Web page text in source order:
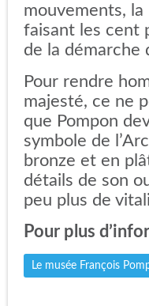
mouvements,
faisant les cent
de la démarche
Pour rendre
majesté, ce ne
que Pompon
symbole de
bronze et en
détails de son
peu plus de
Pour plus
Le musée François